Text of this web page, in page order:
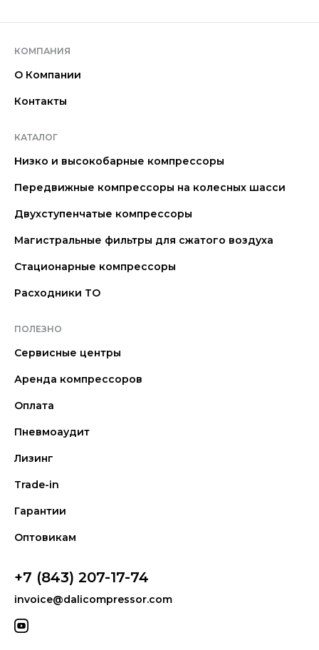
КОМПАНИЯ
О Компании
Контакты
КАТАЛОГ
Низко и высокобарные компрессоры
Передвижные компрессоры на колесных шасси
Двухступенчатые компрессоры
Магистральные фильтры для сжатого воздуха
Стационарные компрессоры
Расходники ТО
ПОЛЕЗНО
Сервисные центры
Аренда компрессоров
Оплата
Пневмоаудит
Лизинг
Trade-in
Гарантии
Оптовикам
+7 (843) 207-17-74
invoice@dalicompressor.com